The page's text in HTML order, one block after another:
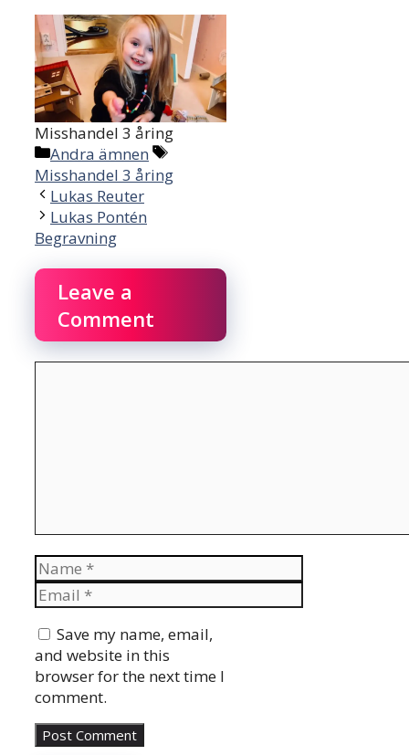
Misshandel 3 åring
Categories
Andra ämnen
Tags
Misshandel 3 åring
Lukas Reuter
Lukas Pontén
Begravning
Leave a
Comment
Name
Email
Save my name, email,
and website in this
browser for the next time I
comment.